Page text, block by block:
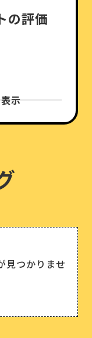
の評価
示
見つかりませ